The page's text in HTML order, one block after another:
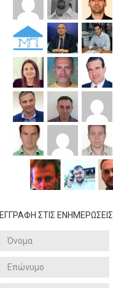
ΕΓΓΡΑΦΗ ΣΤΙΣ ΕΝΗΜΕΡΩΣΕΙΣ.